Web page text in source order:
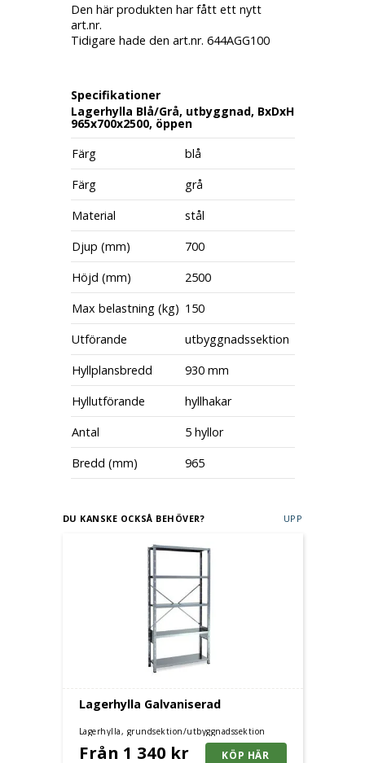
Den här produkten har fått ett nytt
art.nr.
Tidigare hade den art.nr. 644AGG100
Specifikationer
Lagerhylla Blå/Grå, utbyggnad, BxDxH
965x700x2500, öppen
Färg
blå
Färg
grå
Material
stål
Djup (mm)
700
Höjd (mm)
2500
Max belastning (kg) 150
Utförande
utbyggnadssektion
Hyllplansbredd
930 mm
Hyllutförande
hyllhakar
Antal
5 hyllor
Bredd (mm)
965
DU KANSKE OCKSÅ BEHÖVER? UPP
Lagerhylla Galvaniserad
Lagerhylla, grundsektion/utbyggnadssektion
Från 1 340 kr